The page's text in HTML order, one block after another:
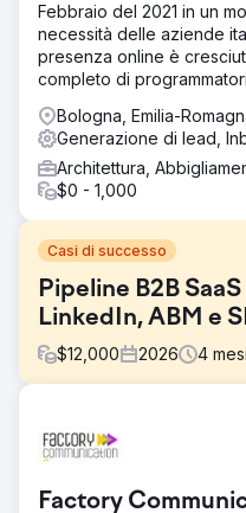
Febbraio del 2021 in un
necessità delle aziende
presenza online è
completo di
Bologna, Emilia-
Generazione di lead,
Architettura,
$0 - 1,000
Casi di successo
Pipeline B2B
LinkedIn, ABM e
$12,000 2026 4 mesi
Un'azienda B2B SaaS
lavoro aveva visto la
organico nei risultati di
Factory